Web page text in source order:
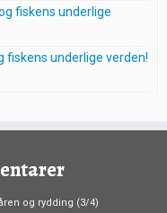
fiskens underlige
fiskens underlige verden!
og rydding (3/4)